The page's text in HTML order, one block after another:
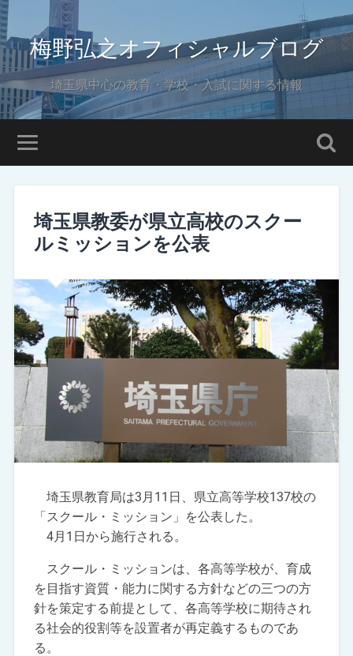
梅野弘之オフィシャルブログ
埼玉県中心の教育・学校・入試に関する情報
埼玉県教委が県立高校のスクー
ルミッションを公表
埼玉県教育局は3月11日、県立高等学校137校の
「スクール・ミッション」を公表した。
4月1日から施行される。
スクール・ミッションは、各高等学校が、育成
を目指す資質・能力に関する方針などの三つの方
針を策定する前提として、各高等学校に期待され
る社会的役割等を設置者が再定義するものであ
る。